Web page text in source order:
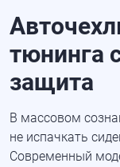
тюнинга
защита
В массовом
не испачкать
Современный